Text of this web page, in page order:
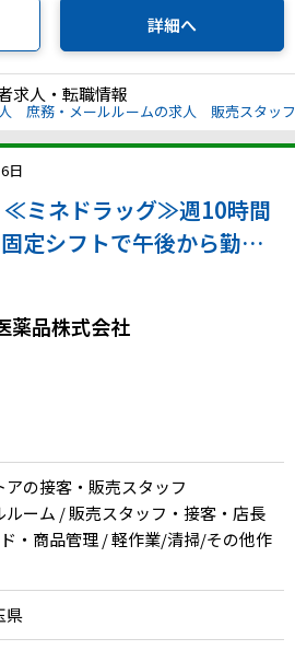
詳細へ
求人・転職情報
庶務・メールルームの求人 販売スタッ
日
≪ミネドラッグ≫週10時間
定シフトで午後から勤務
調管理・生活との両立◎
薬品株式会社
アの接客・販売スタッフ
ルーム / 販売スタッフ・接客・店長
・商品管理 / 軽作業/清掃/その他作
県